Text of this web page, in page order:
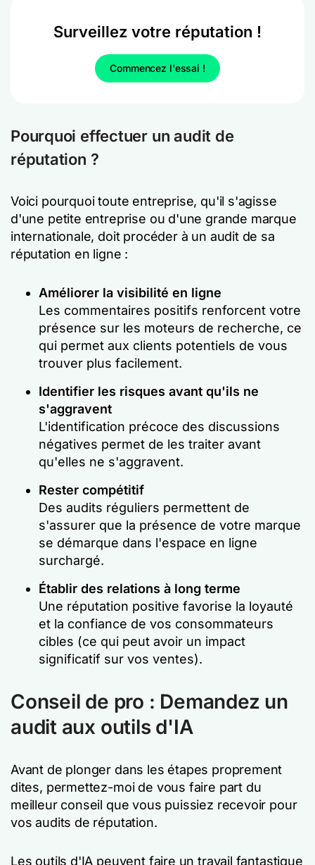
Surveillez votre réputation !
Commencez l'essai !
Pourquoi effectuer un audit de
réputation ?
Voici pourquoi toute entreprise, qu'il s'agisse
d'une petite entreprise ou d'une grande marque
internationale, doit procéder à un audit de sa
réputation en ligne :
Améliorer la visibilité en ligne
Les commentaires positifs renforcent votre
présence sur les moteurs de recherche, ce
qui permet aux clients potentiels de vous
trouver plus facilement.
Identifier les risques avant qu'ils ne
s'aggravent
L'identification précoce des discussions
négatives permet de les traiter avant
qu'elles ne s'aggravent.
Rester compétitif
Des audits réguliers permettent de
s'assurer que la présence de votre marque
se démarque dans l'espace en ligne
surchargé.
Établir des relations à long terme
Une réputation positive favorise la loyauté
et la confiance de vos consommateurs
cibles (ce qui peut avoir un impact
significatif sur vos ventes).
Conseil de pro : Demandez un
audit aux outils d'IA
Avant de plonger dans les étapes proprement
dites, permettez-moi de vous faire part du
meilleur conseil que vous puissiez recevoir pour
vos audits de réputation.
Les outils d'IA peuvent faire un travail fantastique